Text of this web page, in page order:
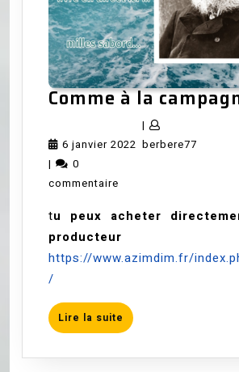
Comme à la
6 janvier 2022
|
berbere77
|
0
commentaire
tu peux acheter
producteur
https://www.azimdim.fr/
/
Lire la suite Lire
la